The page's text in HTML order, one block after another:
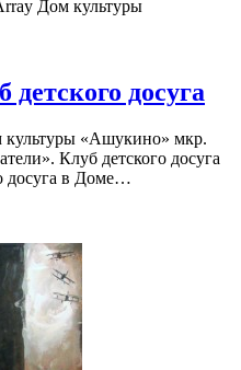
Дом культуры
досуга
культуры «Ашукино» мкр.
Клуб детского досуга
досуга в Доме…